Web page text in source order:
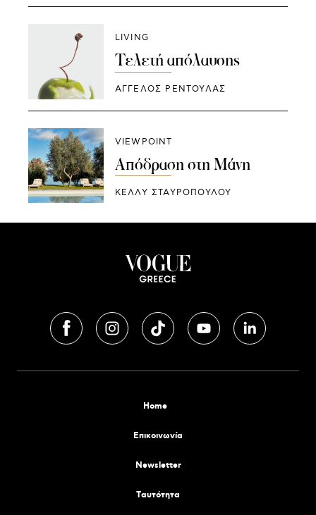
LIVING
Τελετή απόλαυσης
ΑΓΓΕΛΟΣ ΡΕΝΤΟΥΛΑΣ
VIEWPOINT
Απόδραση στη Μάνη
ΚΕΛΛΥ ΣΤΑΥΡΟΠΟΥΛΟΥ
Home
Επικοινωνία
Newsletter
Tαυτότητα